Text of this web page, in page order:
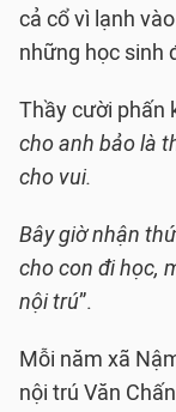
cả cổ vì lạnh
những học sinh
Thầy cười phấn
cho anh bảo là
cho vui.
Bây giờ nhận
cho con đi học,
nội trú”.
Mỗi năm xã
nội trú Văn